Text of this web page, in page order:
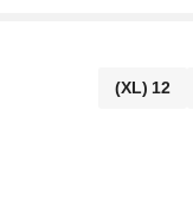
12
(XL)